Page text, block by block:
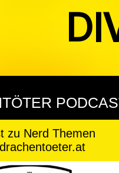
zu Nerd Themen